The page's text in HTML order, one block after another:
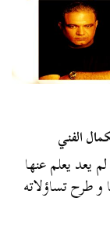
الفني
يعد يعلم عنها
طرح تساؤلاته